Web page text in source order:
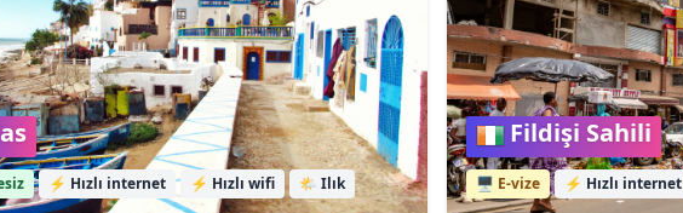
⚡ Hızlı internet ⚡ Hızlı wifi 🌤️ Ilık
Fildişi Sahili
🖥️ E-vize ⚡ Hızlı internet